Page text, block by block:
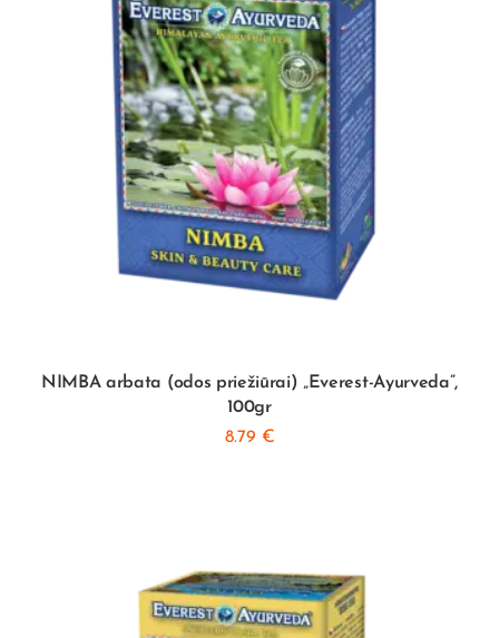
NIMBA arbata (odos priežiūrai) „Everest-Ayurveda”,
100gr
8.79 €